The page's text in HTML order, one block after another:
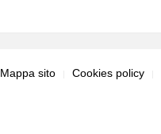
Mappa sito Cookies policy